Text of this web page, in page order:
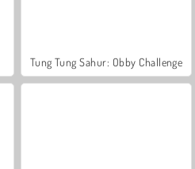
Tung Tung Sahur: Obby Challenge